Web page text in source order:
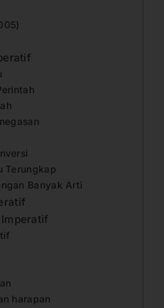
Terungkap
Banyak Arti
harapan